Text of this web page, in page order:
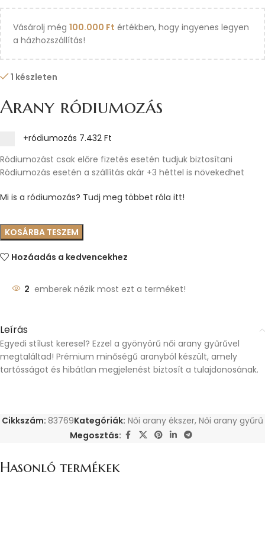
Vásárolj még 100.000 Ft értékben, hogy ingyenes legyen
a házhozszállítás!
1 készleten
Arany ródiumozás
+ródiumozás 7.432 Ft
Ródiumozást csak előre fizetés esetén tudjuk biztosítani
Ródiumozás esetén a szállítás akár +3 héttel is növekedhet
Mi is a ródiumozás? Tudj meg többet róla itt!
KOSÁRBA TESZEM
Hozáadás a kedvencekhez
2 emberek nézik most ezt a terméket!
Leírás
Egyedi stílust keresel? Ezzel a gyönyörű női arany gyűrűvel
megtaláltad! Prémium minőségű aranyból készült, amely
tartósságot és hibátlan megjelenést biztosít a tulajdonosának.
Cikkszám: 83769Kategóriák: Női arany ékszer, Női arany gyűrű
Megosztás:
Hasonló termékek